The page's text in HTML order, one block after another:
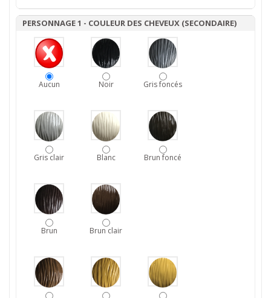
PERSONNAGE 1 - COULEUR DES CHEVEUX (SECONDAIRE)
Aucun Noir Gris foncés
Gris clair Blanc Brun foncé
Brun Brun clair